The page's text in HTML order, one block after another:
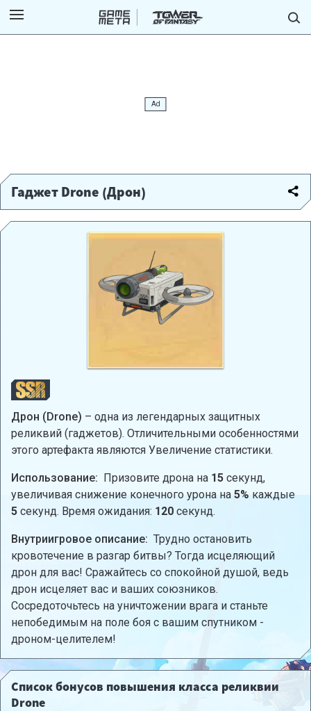
Гаджет Drone (Дрон)
Дрон (Drone) – одна из легендарных защитных
реликвий (гаджетов). Отличительными особенностями
этого артефакта являются Увеличение статистики.
Использование: Призовите дрона на 15 секунд,
увеличивая снижение конечного урона на 5% каждые
5 секунд. Время ожидания: 120 секунд.
Внутриигровое описание: Трудно остановить
кровотечение в разгар битвы? Тогда исцеляющий
дрон для вас! Сражайтесь со спокойной душой, ведь
дрон исцеляет вас и ваших союзников.
Сосредоточьтесь на уничтожении врага и станьте
непобедимым на поле боя с вашим спутником -
дроном-целителем!
Список бонусов повышения класса реликвии
Drone